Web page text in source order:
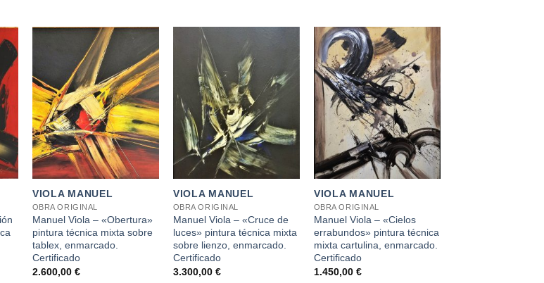
+
VIOLA MANUEL
OBRA ORIGINAL
Manuel Viola – «Obertura»
pintura técnica mixta sobre
tablex, enmarcado.
Certificado
2.600,00 €
+
VIOLA MANUEL
OBRA ORIGINAL
Manuel Viola – «Cruce de
luces» pintura técnica mixta
sobre lienzo, enmarcado.
Certificado
3.300,00 €
+
VIOLA MANUEL
OBRA ORIGINAL
Manuel Viola – «Cielos
errabundos» pintura técnica
mixta cartulina, enmarcado.
Certificado
1.450,00 €